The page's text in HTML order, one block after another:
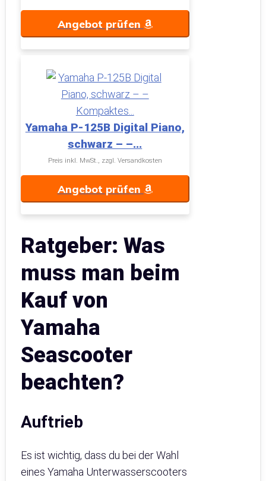
Angebot prüfen
Yamaha P-125B Digital Piano,
schwarz – –...
Preis inkl. MwSt., zzgl. Versandkosten
Angebot prüfen
Ratgeber: Was
muss man beim
Kauf von
Yamaha
Seascooter
beachten?
Auftrieb
Es ist wichtig, dass du bei der Wahl
eines Yamaha Unterwasserscooters